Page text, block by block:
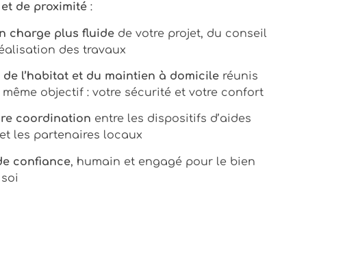
de proximité :
charge plus fluide de votre projet, du conseil
des travaux
de l’habitat et du maintien à domicile réunis
même objectif : votre sécurité et votre confort
coordination entre les dispositifs d’aides
les partenaires locaux
confiance, humain et engagé pour le bien